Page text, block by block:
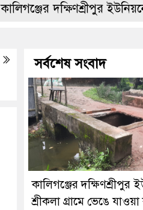
দক্ষিণশ্রীপুর ইউ‌নিয়‌নের
সর্বশেষ সংবাদ
কালিগঞ্জের দক্ষিণশ্রীপুর
শ্রীকলা গ্রা‌মে ভেঙে যাওয়া